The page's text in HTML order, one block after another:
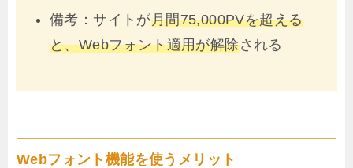
備考：サイトが月間75,000PVを超える
と、Webフォント適用が解除される
Webフォント機能を使うメリット